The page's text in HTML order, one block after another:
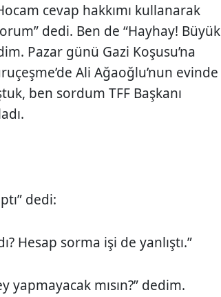
cevap hakkımı kullanarak
dedi. Ben de “Hayhay! Büyük
Pazar günü Gazi Koşusu’na
Ali Ağaoğlu’nun evinde
ben sordum TFF Başkanı
dedi:
Hesap sorma işi de yanlıştı.”
yapmayacak mısın?” dedim.